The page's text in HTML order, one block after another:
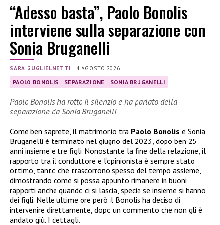
“Adesso basta”, Paolo Bonolis
interviene sulla separazione con
Sonia Bruganelli
SARA GUGLIELMETTI |4 AGOSTO 2026
PAOLO BONOLIS SEPARAZIONE SONIA BRUGANELLI
Paolo Bonolis ha rotto il silenzio e ha parlato della
separazione da Sonia Bruganelli
Come ben saprete, il matrimonio tra Paolo Bonolis e Sonia
Bruganelli è terminato nel giugno del 2023, dopo ben 25
anni insieme e tre figli. Nonostante la fine della relazione, il
rapporto tra il conduttore e l’opinionista è sempre stato
ottimo, tanto che trascorrono spesso del tempo assieme,
dimostrando come si possa appunto rimanere in buoni
rapporti anche quando ci si lascia, specie se insieme si hanno
dei figli. Nelle ultime ore però il Bonolis ha deciso di
intervenire direttamente, dopo un commento che non gli è
andato giù. I dettagli.